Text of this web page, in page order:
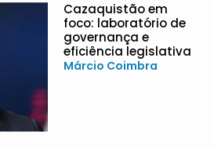
Cazaquistão em
foco: laboratório de
governança e
eficiência legislativa
Márcio Coimbra